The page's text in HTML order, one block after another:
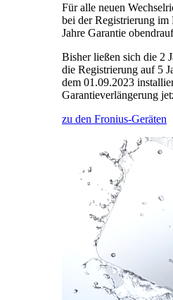
Für alle neuen
bei der Registrierung im
Jahre Garantie
Bisher ließen sich die 2
die Registrierung auf 5
dem 01.09.2023
Garantieverlängerung
zu den Fronius-Geräten